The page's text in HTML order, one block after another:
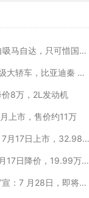
10 万拿下 2.5L 自吸马自达，只可惜国内暂时没份
12 万就能拿下 B 级大轿车，比亚迪秦 MAX 直接打乱合资定价逻辑
8万，2L发动机
上市，售价约11万
比亚迪新车官宣：7月17日上市，32.98万元
大众新车官宣：7月17日降价，19.99万元起
极氪大五座新车官宣：7 月28日，即将上市